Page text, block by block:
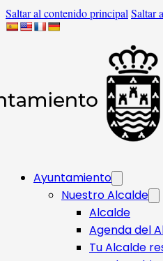
Saltar al contenido principal Saltar
Ayuntamiento
Nuestro Alcalde
Alcalde
Agenda del
Tu Alcalde